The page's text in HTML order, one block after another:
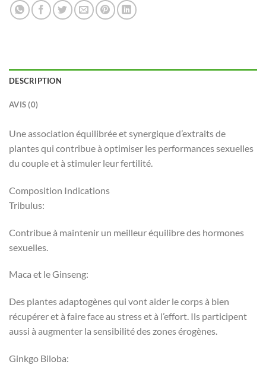
DESCRIPTION
AVIS (0)
Une association équilibrée et synergique d’extraits de
plantes qui contribue à optimiser les performances sexuelles
du couple et à stimuler leur fertilité.
Composition Indications
Tribulus:
Contribue à maintenir un meilleur équilibre des hormones
sexuelles.
Maca et le Ginseng:
Des plantes adaptogènes qui vont aider le corps à bien
récupérer et à faire face au stress et à l’effort. Ils participent
aussi à augmenter la sensibilité des zones érogènes.
Ginkgo Biloba: